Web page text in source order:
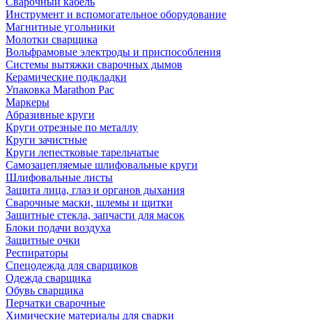
Инструмент и вспомогательное оборудование
Магнитные угольники
Молотки сварщика
Вольфрамовые электроды и приспособления
Системы вытяжки сварочных дымов
Керамические подкладки
Упаковка Marathon Pac
Маркеры
Абразивные круги
Круги отрезные по металлу
Круги зачистные
Круги лепестковые тарельчатые
Самозацепляемые шлифовальные круги
Шлифовальные листы
Защита лица, глаз и органов дыхания
Сварочные маски, шлемы и щитки
Защитные стекла, запчасти для масок
Блоки подачи воздуха
Защитные очки
Респираторы
Спецодежда для сварщиков
Одежда сварщика
Обувь сварщика
Перчатки сварочные
Химические материалы для сварки